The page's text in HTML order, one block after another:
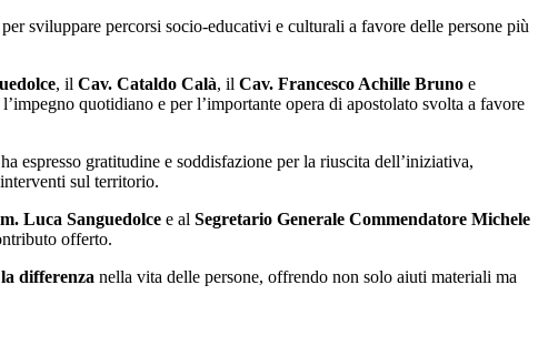
sviluppare percorsi socio-educativi e culturali a favore delle persone più
, il Cav. Cataldo Calà, il Cav. Francesco Achille Bruno e
quotidiano e per l’importante opera di apostolato svolta a favore
espresso gratitudine e soddisfazione per la riuscita dell’iniziativa,
sul territorio.
Luca Sanguedolce e al Segretario Generale Commendatore Michele
offerto.
differenza nella vita delle persone, offrendo non solo aiuti materiali ma